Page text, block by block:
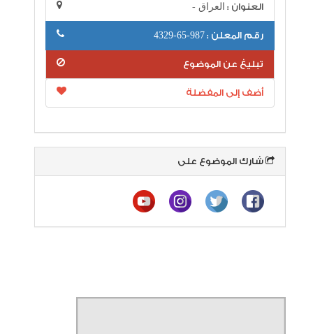
العنوان :العراق -
رقم المعلن :987-65-4329
تبليغ عن الموضوع
أضف إلى المفضلة
شارك الموضوع على